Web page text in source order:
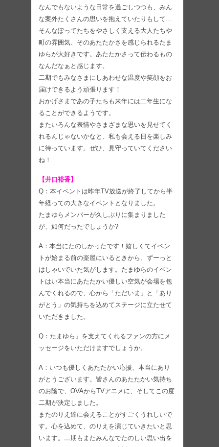
なんでもないような日常を過ごしつつも、みん
な案外たくさんの思いを抱えていたりもして…
そんなぽってたちをやさしく支える大人たちや
町の雰囲気、そのあたたかさを感じられるたま
ゆらが大好きです。あたたかさって伝わるもの
なんだなぁと感じます。
二期でもみなさまにしあわせな温度や笑顔をお
届けできるよう頑張ります！
おかげさまであの子たちも来年には二年生にな
ることができるようです。
またいろんな表情やさまざまな思いを見せてく
れるんじゃないかなと、私も会える日を楽しみ
に待っています。ぜひ、見守っていてください
ね！
【井口裕香】
Q：本イベントは昨年TV放送が終了してから半
年経っての大きなイベントとなりました。
たまゆらメンバーが久しぶりに集まりました
が、如何だったでしょうか?
A：本当にたのしかったです！嬉しくてイベン
トが始まる前の楽屋にいるときから、ずーっと
はしゃいでいた気がします。たまゆらのイベン
トはい本当にあたたかい優しい空気が会場を包
んでくれるので、心から「ただいま」と「あり
がとう」の気持ちを込めてステージに立たせて
いただきました。
Q：たまゆら』を支えてくれるファンの方にメ
ッセージをいただけますでしょうか。
A：いつも優しくあたたかい応援、本当にあり
がとうございます。皆さんのあたたかい気持ち
のお陰で、OVAからTVアニメに、そしてこの度
二期が決定しました。
またのりえ達に会えることがすごくうれしいで
す。心を込めて、のりえを演じていきたいと思
います。二期もまたみんなでたのしい思い出を